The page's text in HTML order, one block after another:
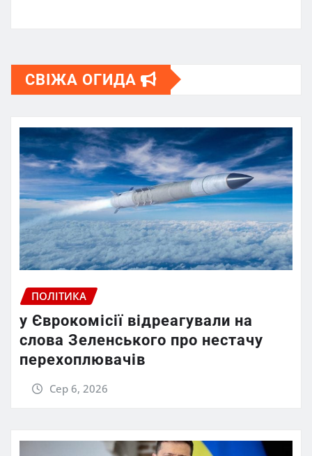
СВІЖА ОГИДА
ПОЛІТИКА
у Єврокомісії відреагували на
слова Зеленського про нестачу
перехоплювачів
Сер 6, 2026